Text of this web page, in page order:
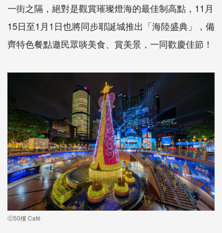
一街之隔，絕對是觀賞璀璨燈海的最佳制高點，11月
15日至1月1日也將同步耶誕城推出「海陸盛典」，備
齊特色餐點邀民眾啖美食、賞美景，一同歡慶佳節！
ⓒ50樓 Café